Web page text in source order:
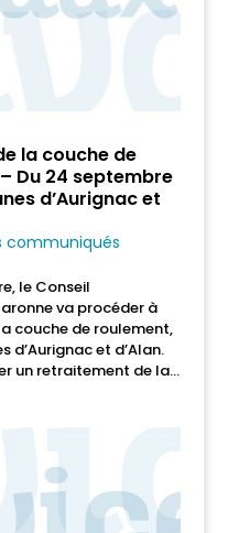
la couche de
Du 24 septembre
d’Aurignac et
communiqués
le Conseil
va procéder à
couche de roulement,
d’Aurignac et d’Alan.
un retraitement de la...